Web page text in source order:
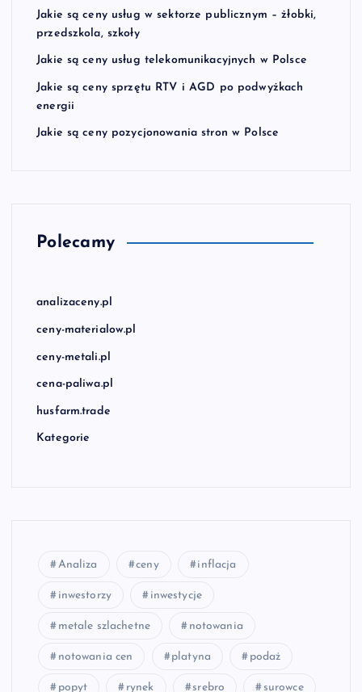
Jakie są ceny usług w sektorze publicznym – żłobki,
przedszkola, szkoły
Jakie są ceny usług telekomunikacyjnych w Polsce
Jakie są ceny sprzętu RTV i AGD po podwyżkach
energii
Jakie są ceny pozycjonowania stron w Polsce
Polecamy
analizaceny.pl
ceny-materialow.pl
ceny-metali.pl
cena-paliwa.pl
husfarm.trade
Kategorie
Analiza ceny inflacja
inwestorzy inwestycje
metale szlachetne notowania
notowania cen platyna podaż
popyt rynek srebro surowce